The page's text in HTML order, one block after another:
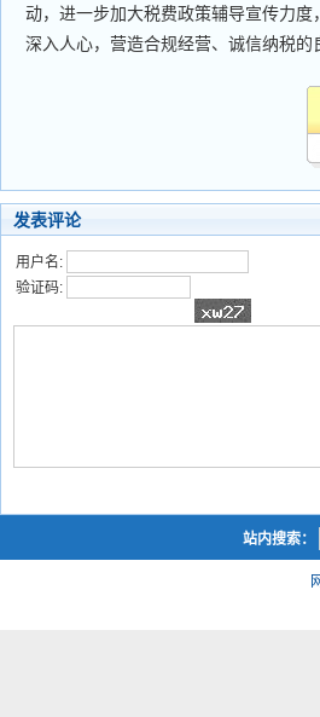
动，进一步加大税费政策辅导宣传力
深入人心，营造合规经营、诚信纳税的
发表评论
用户名:
验证码:
站内搜索：